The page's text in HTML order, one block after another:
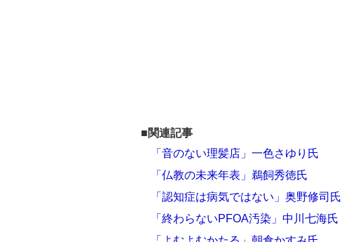
■関連記事
「音のない理髪店」一色さゆり氏
「仏教の未来年表」鵜飼秀徳氏
「認知症は病気ではない」奥野修司氏
「終わらないPFOA汚染」中川七海氏